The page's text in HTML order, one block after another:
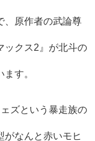
、原作者の武論尊
ックス2』が北斗の
す。
ズという暴走族の
がなんと赤いモヒ